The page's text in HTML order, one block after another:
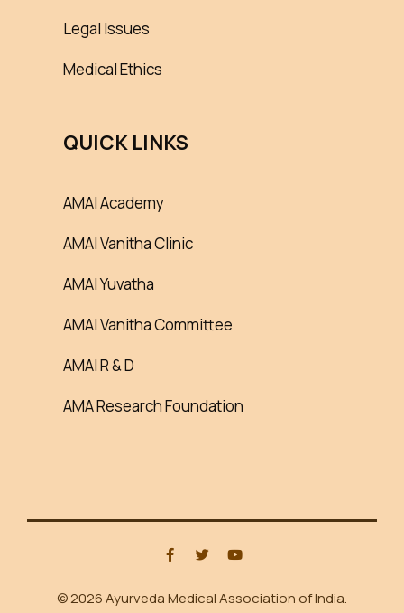
Legal Issues
Medical Ethics
QUICK LINKS
AMAI Academy
AMAI Vanitha Clinic
AMAI Yuvatha
AMAI Vanitha Committee
AMAI R & D
AMA Research Foundation
© 2026 Ayurveda Medical Association of India.